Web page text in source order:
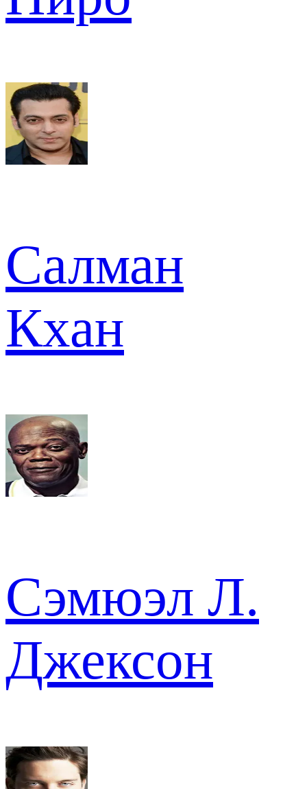
Салман
Кхан
Сэмюэл Л.
Джексон